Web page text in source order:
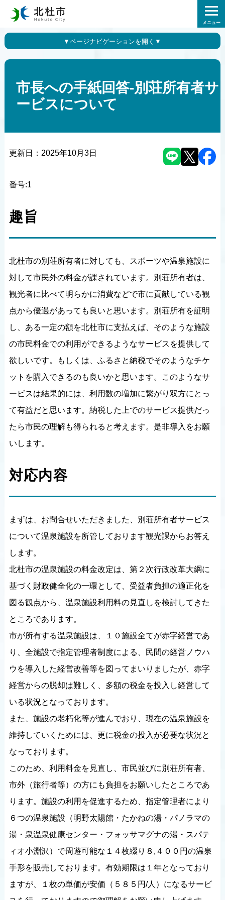
メニュー
市長への手紙回答-別荘所有者サ
ービスについて
更新日： 2025年10月3日
番号:1
趣旨
北杜市の別荘所有者に対しても、スポーツや温泉施設に
対して市民外の料金が課されています。別荘所有者は、
観光者に比べて明らかに消費などで市に貢献している観
点から優遇があっても良いと思います。別荘所有を証明
し、ある一定の額を北杜市に支払えば、そのような施設
の市民料金での利用ができるようなサービスを提供して
欲しいです。もしくは、ふるさと納税でそのようなチケ
ットを購入できるのも良いかと思います。このようなサ
ービスは結果的には、利用数の増加に繋がり双方にとっ
て有益だと思います。納税した上でのサービス提供だっ
たら市民の理解も得られると考えます。是非導入をお願
いします。
対応内容
まずは、お問合せいただきました、別荘所有者サービス
について温泉施設を所管しております観光課からお答え
します。
北杜市の温泉施設の料金改定は、第２次行政改革大綱に
基づく財政健全化の一環として、受益者負担の適正化を
図る観点から、温泉施設利用料の見直しを検討してきた
ところであります。
市が所有する温泉施設は、１０施設全てが赤字経営であ
り、全施設で指定管理者制度による、民間の経営ノウハ
ウを導入した経営改善等を図ってまいりましたが、赤字
経営からの脱却は難しく、多額の税金を投入し経営して
いる状況となっております。
また、施設の老朽化等が進んでおり、現在の温泉施設を
維持していくためには、更に税金の投入が必要な状況と
なっております。
このため、利用料金を見直し、市民並びに別荘所有者、
市外（旅行者等）の方にも負担をお願いしたところであ
ります。施設の利用を促進するため、指定管理者により
６つの温泉施設（明野太陽館・たかねの湯・パノラマの
湯・泉温泉健康センター・フォッサマグナの湯・スパテ
ィオ小淵沢）で周遊可能な１４枚綴り８,４００円の温泉
手形を販売しております。有効期限は１年となっており
ますが、１枚の単価が安価（５８５円/人）になるサービ